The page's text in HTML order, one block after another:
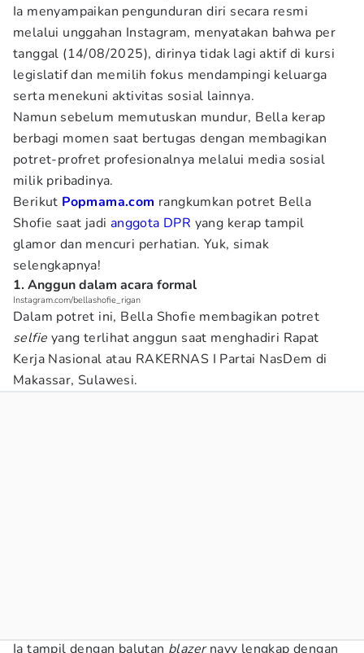
Ia menyampaikan pengunduran diri secara resmi
melalui unggahan Instagram, menyatakan bahwa per
tanggal (14/08/2025), dirinya tidak lagi aktif di kursi
legislatif dan memilih fokus mendampingi keluarga
serta menekuni aktivitas sosial lainnya.
Namun sebelum memutuskan mundur, Bella kerap
berbagi momen saat bertugas dengan membagikan
potret-profret profesionalnya melalui media sosial
milik pribadinya.
Berikut Popmama.com rangkumkan potret Bella
Shofie saat jadi anggota DPR yang kerap tampil
glamor dan mencuri perhatian. Yuk, simak
selengkapnya!
1. Anggun dalam acara formal
Instagram.com/bellashofie_rigan
Dalam potret ini, Bella Shofie membagikan potret
selfie yang terlihat anggun saat menghadiri Rapat
Kerja Nasional atau RAKERNAS I Partai NasDem di
Makassar, Sulawesi.
Ia tampil dengan balutan blazernavy lengkap dengan